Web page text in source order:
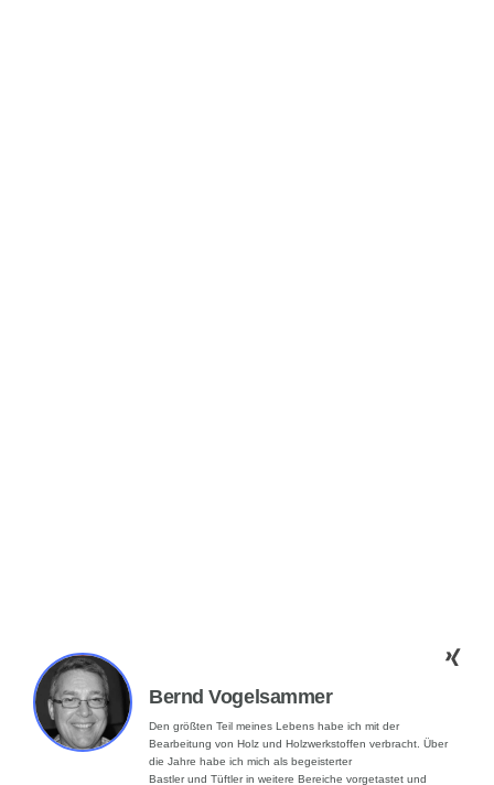
Bernd Vogelsammer
Den größten Teil meines Lebens habe ich mit der
Bearbeitung von Holz und Holzwerkstoffen verbracht. Über
die Jahre habe ich mich als begeisterter
Bastler und Tüftler in weitere Bereiche vorgetastet und